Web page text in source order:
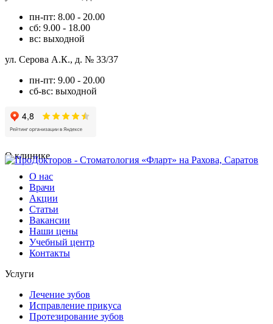
пн-пт: 8.00 - 20.00
сб: 9.00 - 18.00
вс: выходной
ул. Серова А.К., д. № 33/37
пн-пт: 9.00 - 20.00
сб-вс: выходной
О клинике
О нас
Врачи
Акции
Статьи
Вакансии
Наши цены
Учебный центр
Контакты
Услуги
Лечение зубов
Исправление прикуса
Протезирование зубов